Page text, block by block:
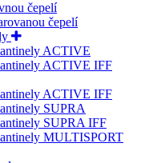
čepelí
čepelí
ACTIVE
ACTIVE IFF
ACTIVE IFF
SUPRA
SUPRA IFF
MULTISPORT